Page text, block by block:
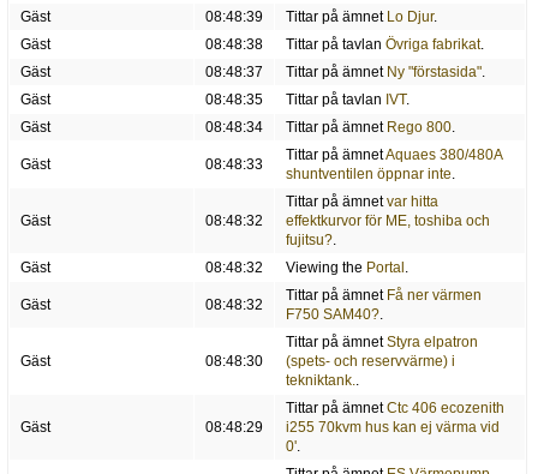
Gäst
08:48:39 Tittar på ämnet Lo Djur.
Gäst
08:48:38 Tittar på tavlan Övriga fabrikat.
Gäst
08:48:37 Tittar på ämnet Ny "förstasida".
Gäst
08:48:35 Tittar på tavlan IVT.
Gäst
08:48:34 Tittar på ämnet Rego 800.
Gäst 08:48:33
Tittar på ämnetAquaes 380/480A
shuntventilen öppnar inte.
Gäst 08:48:32
Tittar på ämnetvar hitta
effektkurvor för ME, toshiba och
fujitsu?.
Gäst
08:48:32 Viewing the Portal .
Gäst 08:48:32
Tittar på ämnet Få ner värmen
F750 SAM40?.
Gäst 08:48:30
Tittar på ämnetStyra elpatron
(spets- och reservvärme) i
tekniktank..
Gäst 08:48:29
Tittar på ämnetCtc 406 ecozenith
i255 70kvm hus kan ej värma vid
0'.